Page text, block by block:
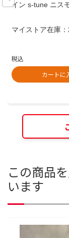
イン s-tune ニス
マイストア在庫：
税込
カートに
この商品
います